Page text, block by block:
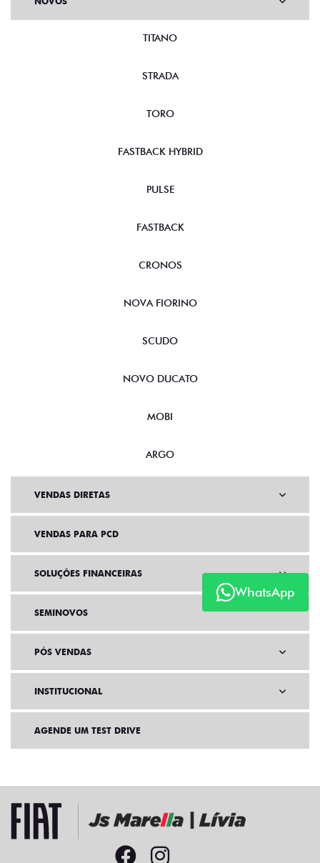
WhatsApp
TITANO
STRADA
TORO
FASTBACK HYBRID
PULSE
FASTBACK
CRONOS
NOVA FIORINO
SCUDO
NOVO DUCATO
MOBI
ARGO
VENDAS DIRETAS
VENDAS PARA PCD
SOLUÇÕES FINANCEIRAS
SEMINOVOS
PÓS VENDAS
INSTITUCIONAL
AGENDE UM TEST DRIVE